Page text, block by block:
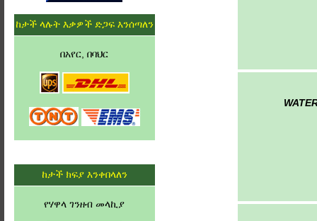
ከታች ላሉት እቃዎች ድጋፍ እንሰጣለን
በአየር, በባህር
ከታች ክፍያ እንቀበላለን
የሃዋላ ገንዘብ መላኪያ